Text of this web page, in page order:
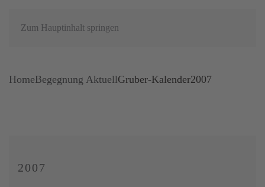
Zum Hauptinhalt springen
HomeBegegnung AktuellGruber-Kalender2007
2007